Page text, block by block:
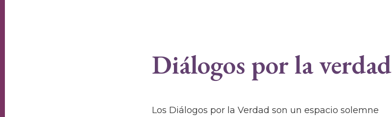
Diálogos por la verdad
Los Diálogos por la Verdad son un espacio solemne